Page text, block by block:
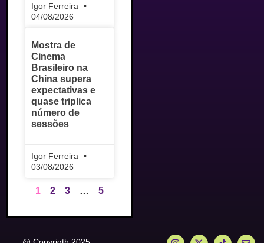
Igor Ferreira
04/08/2026
Mostra de
Cinema
Brasileiro na
China supera
expectativas e
quase triplica
número de
sessões
Igor Ferreira
03/08/2026
1 2 3 … 5